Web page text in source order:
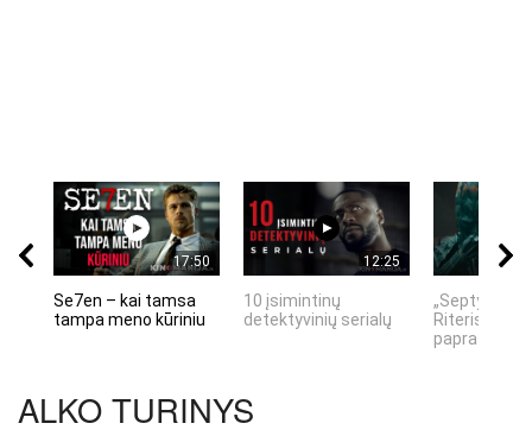
17:50
Se7en – kai tamsa
tampa meno kūriniu
12:25
10 įsimintinų
detektyvinių serialų
„Septynių
Riteris" – kai
ALKO TURINYS